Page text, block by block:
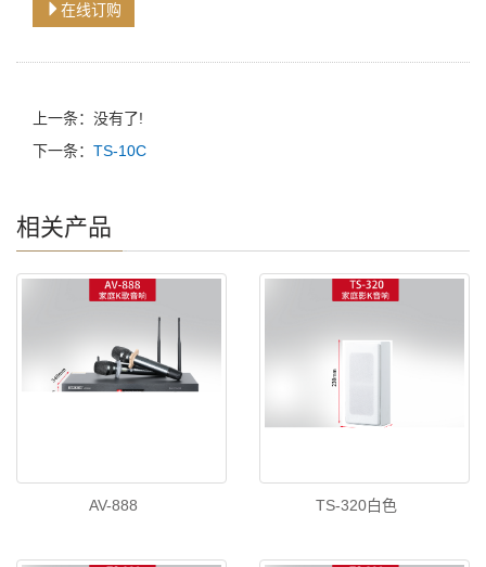
在线订购
上一条：没有了!
下一条： TS-10C
相关产品
AV-888 TS-320白色